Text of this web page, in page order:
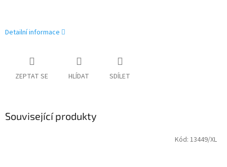
Detailní informace
ZEPTAT SE HLÍDAT SDÍLET
Související produkty
Kód: 13449/XL